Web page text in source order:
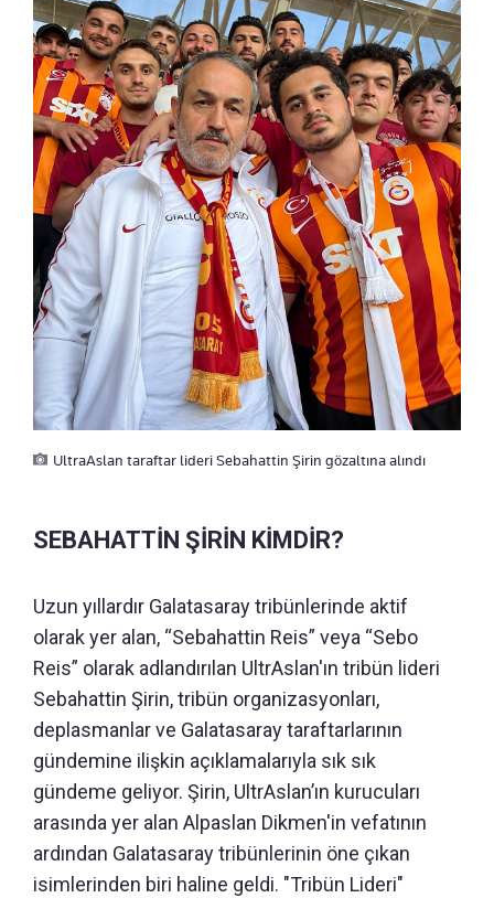
UltraAslan taraftar lideri Sebahattin Şirin gözaltına alındı
SEBAHATTİN ŞİRİN KİMDİR?
Uzun yıllardır Galatasaray tribünlerinde aktif
olarak yer alan, “Sebahattin Reis” veya “Sebo
Reis” olarak adlandırılan UltrAslan'ın tribün lideri
Sebahattin Şirin, tribün organizasyonları,
deplasmanlar ve Galatasaray taraftarlarının
gündemine ilişkin açıklamalarıyla sık sık
gündeme geliyor. Şirin, UltrAslan’ın kurucuları
arasında yer alan Alpaslan Dikmen'in vefatının
ardından Galatasaray tribünlerinin öne çıkan
isimlerinden biri haline geldi. "Tribün Lideri"